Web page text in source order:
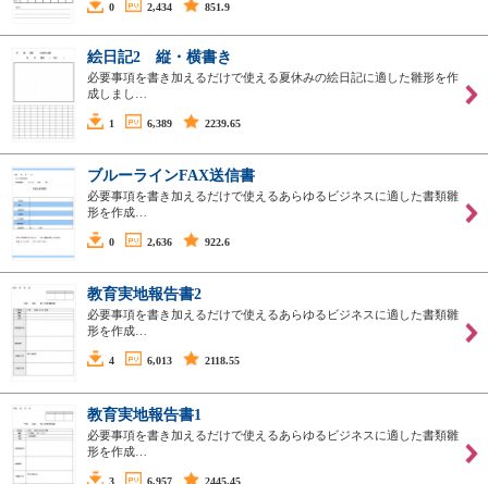
0 2,434 851.9
絵日記2 縦・横書き
必要事項を書き加えるだけで使える夏休みの絵日記に適した雛形を作
成しまし…
1 6,389 2239.65
ブルーラインFAX送信書
必要事項を書き加えるだけで使えるあらゆるビジネスに適した書類雛
形を作成…
0 2,636 922.6
教育実地報告書2
必要事項を書き加えるだけで使えるあらゆるビジネスに適した書類雛
形を作成…
4 6,013 2118.55
教育実地報告書1
必要事項を書き加えるだけで使えるあらゆるビジネスに適した書類雛
形を作成…
3 6,957 2445.45